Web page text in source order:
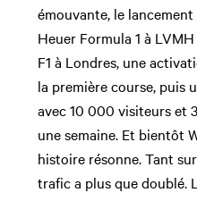
émouvante, le
Heuer Formula 1 à
F1 à Londres, une
la première course, puis
avec 10 000 visiteurs et
une semaine. Et bientôt
histoire résonne. Tant
trafic a plus que doublé.